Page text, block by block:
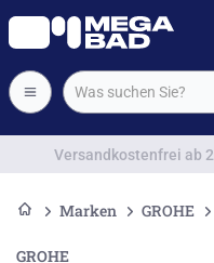
Marken GROHE
GROHE